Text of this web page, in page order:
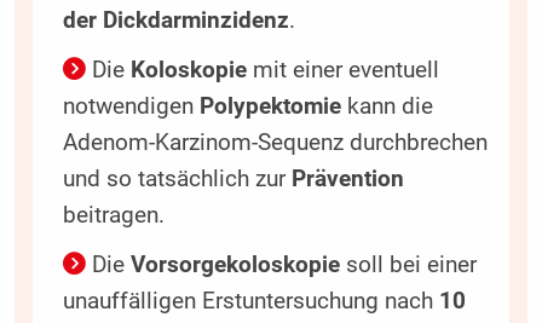
der Dickdarminzidenz.
Die Koloskopiemit einer eventuell
notwendigen Polypektomiekann die
Adenom-Karzinom-Sequenz durchbrechen
und so tatsächlich zur Prävention
beitragen.
Die Vorsorgekoloskopiesoll bei einer
unauffälligen Erstuntersuchung nach 10